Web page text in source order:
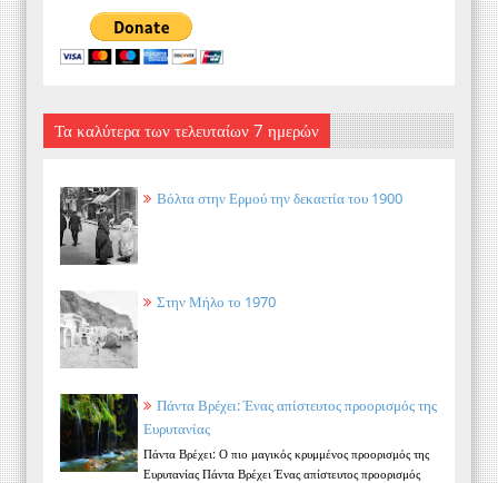
Τα καλύτερα των τελευταίων 7 ημερών
Βόλτα στην Ερμού την δεκαετία του 1900
Στην Μήλο το 1970
Πάντα Βρέχει: Ένας απίστευτος προορισμός της
Ευρυτανίας
Πάντα Βρέχει: Ο πιο μαγικός κρυμμένος προορισμός της
Ευρυτανίας Πάντα Βρέχει Ένας απίστευτος προορισμός